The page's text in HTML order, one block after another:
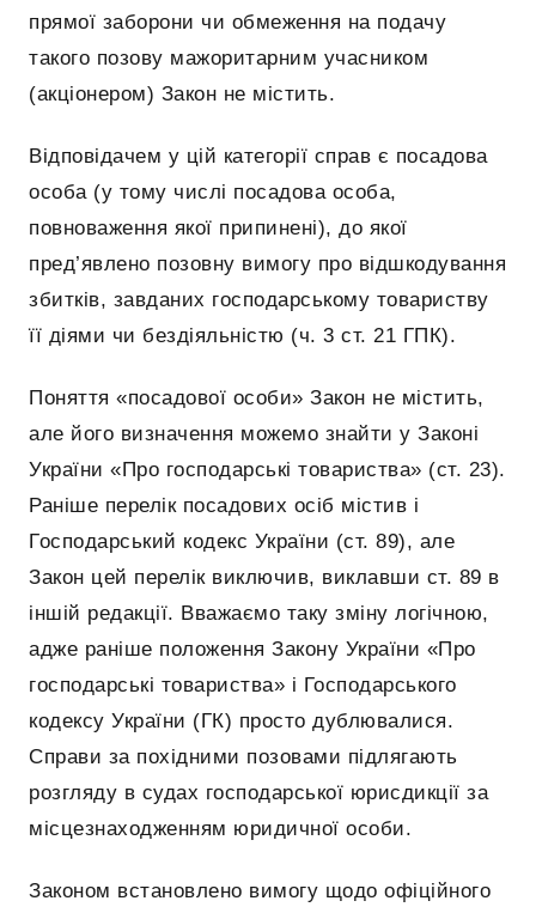
прямої заборони чи обмеження на подачу
такого позову мажоритарним учасником
(акціонером) Закон не містить.
Відповідачем у цій категорії справ є посадова
особа (у тому числі посадова особа,
повноваження якої припинені), до якої
пред’явлено позовну вимогу про відшкодування
збитків, завданих господарському товариству
її діями чи бездіяльністю (ч. 3 ст. 21 ГПК).
Поняття «посадової особи» Закон не містить,
але його визначення можемо знайти у Законі
України «Про господарські товариства» (ст. 23).
Раніше перелік посадових осіб містив і
Господарський кодекс України (ст. 89), але
Закон цей перелік виключив, виклавши ст. 89 в
іншій редакції. Вважаємо таку зміну логічною,
адже раніше положення Закону України «Про
господарські товариства» і Господарського
кодексу України (ГК) просто дублювалися.
Справи за похідними позовами підлягають
розгляду в судах господарської юрисдикції за
місцезнаходженням юридичної особи.
Законом встановлено вимогу щодо офіційного